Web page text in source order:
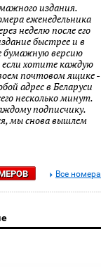
издания.
еженедельника
неделю после его
быстрее и в
бумажную версию
если хотите каждую
почтовом ящике -
адрес в Беларуси
несколько минут.
подписчику.
мы снова вышлем
Все номера